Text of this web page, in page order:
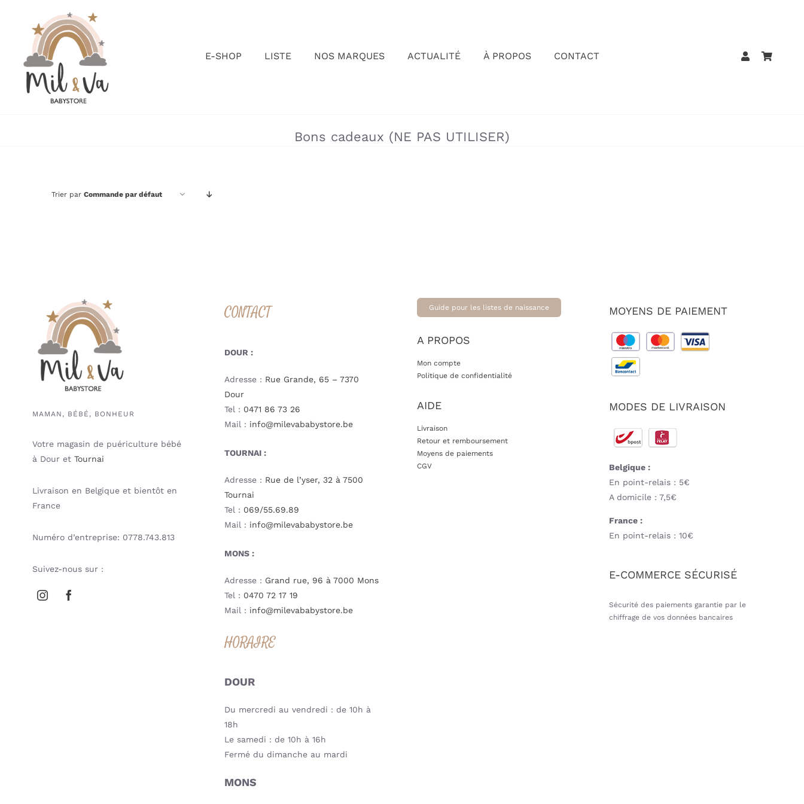
contenu
E-SHOP LISTE NOS MARQUES ACTUALITÉ À PROPOS CONTACT
Bons cadeaux (NE PAS UTILISER)
Trier par Commande par défaut
MAMAN, BÉBÉ, BONHEUR
Votre magasin de puériculture bébé
à Dour et Tournai
Livraison en Belgique et bientôt en
France
Numéro d’entreprise: 0778.743.813
Suivez-nous sur :
CONTACT
DOUR :
Adresse : Rue Grande, 65 – 7370
Dour
Tel : 0471 86 73 26
Mail : info@milevababystore.be
TOURNAI :
Adresse : Rue de l’yser, 32 à 7500
Tournai
Tel : 069/55.69.89
Mail : info@milevababystore.be
MONS :
Adresse : Grand rue, 96 à 7000 Mons
Tel : 0470 72 17 19
Mail : info@milevababystore.be
HORAIRE
DOUR
Du mercredi au vendredi : de 10h à
18h
Le samedi : de 10h à 16h
Fermé du dimanche au mardi
MONS
Guide pour les listes de naissance
A PROPOS
Mon compte
Politique de confidentialité
AIDE
Livraison
Retour et remboursement
Moyens de paiements
CGV
MOYENS DE PAIEMENT
MODES DE LIVRAISON
Belgique :
En point-relais : 5€
A domicile : 7,5€
France :
En point-relais : 10€
E-COMMERCE SÉCURISÉ
Sécurité des paiements garantie par le
chiffrage de vos données bancaires